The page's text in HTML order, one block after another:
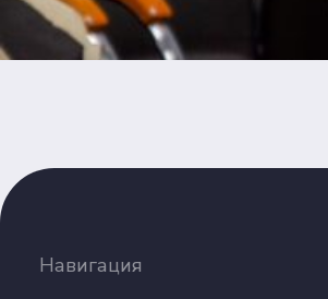
Навигация